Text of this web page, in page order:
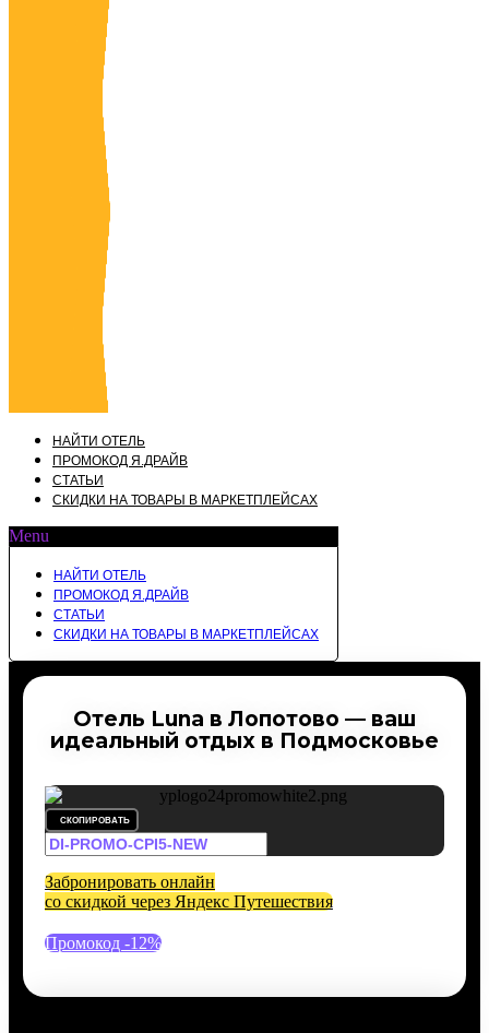
НАЙТИ ОТЕЛЬ
ПРОМОКОД Я.ДРАЙВ
СТАТЬИ
СКИДКИ НА ТОВАРЫ В МАРКЕТПЛЕЙСАХ
Menu
НАЙТИ ОТЕЛЬ
ПРОМОКОД Я.ДРАЙВ
СТАТЬИ
СКИДКИ НА ТОВАРЫ В МАРКЕТПЛЕЙСАХ
Отель Luna в Лопотово — ваш
идеальный отдых в Подмосковье
СКОПИРОВАТЬ
Забронировать онлайн
со скидкой через Яндекс Путешествия
Промокод -12%